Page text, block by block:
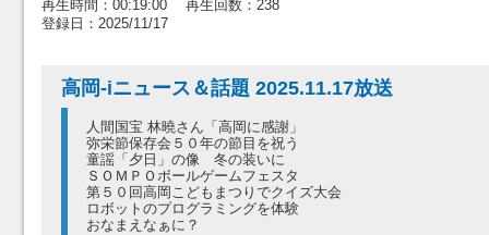
再生時間：00:19:00 再生回数：238
登録日：2025/11/17
高岡-iニュース＆話題 2025.11.17放送
人間国宝 林曉さん「高岡に感謝」
弥栄節保存会５０年の節目を祝う
童謡「夕日」の像 冬の装いに
ＳＯＭＰＯボールゲームフェスタ
第５０回高岡こどもまつりでクイズ大会
ロボットのプログラミングを体験
おなまえなぁに？